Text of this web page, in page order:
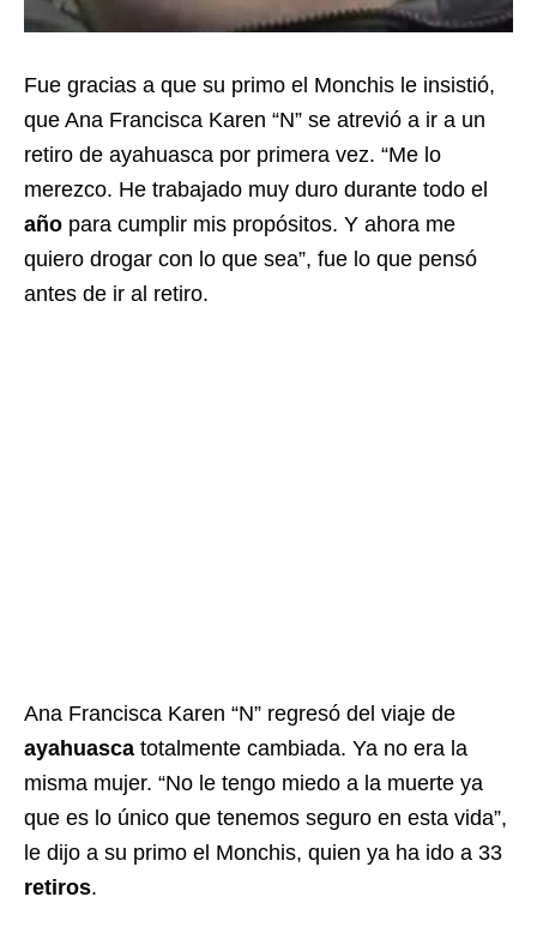
Fue gracias a que su primo el Monchis le insistió,
que Ana Francisca Karen “N” se atrevió a ir a un
retiro de ayahuasca por primera vez. “Me lo
merezco. He trabajado muy duro durante todo el
año para cumplir mis propósitos. Y ahora me
quiero drogar con lo que sea”, fue lo que pensó
antes de ir al retiro.
Ana Francisca Karen “N” regresó del viaje de
ayahuasca totalmente cambiada. Ya no era la
misma mujer. “No le tengo miedo a la muerte ya
que es lo único que tenemos seguro en esta vida”,
le dijo a su primo el Monchis, quien ya ha ido a 33
retiros.